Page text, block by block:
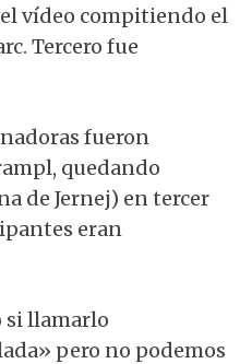
el vídeo compitiendo el
Tercero fue
fueron
quedando
de Jernej) en tercer
eran
si llamarlo
pero no podemos